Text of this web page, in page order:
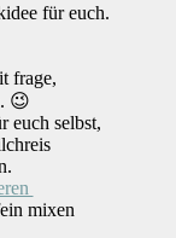
für euch.
frage,
😉
euch selbst,
mixen